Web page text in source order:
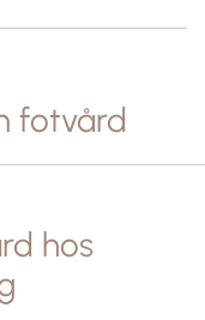
fotvård
hos